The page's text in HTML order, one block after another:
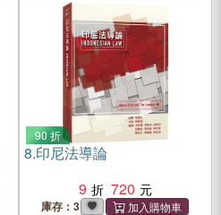
90 折
8.印尼法導論
9
720
庫存：3